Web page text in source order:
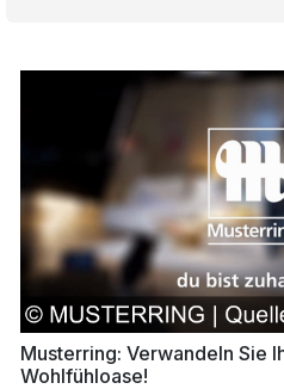
Musterring: Verwandeln Sie
Wohlfühloase!